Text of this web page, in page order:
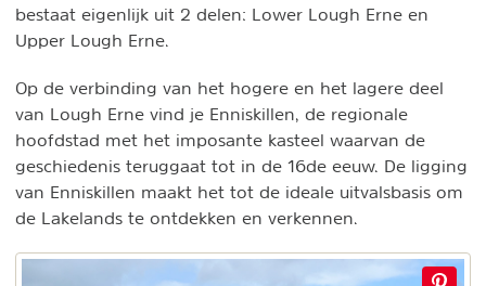
bestaat eigenlijk uit 2 delen: Lower Lough Erne en
Upper Lough Erne.
Op de verbinding van het hogere en het lagere deel
van Lough Erne vind je Enniskillen, de regionale
hoofdstad met het imposante kasteel waarvan de
geschiedenis teruggaat tot in de 16de eeuw. De ligging
van Enniskillen maakt het tot de ideale uitvalsbasis om
de Lakelands te ontdekken en verkennen.